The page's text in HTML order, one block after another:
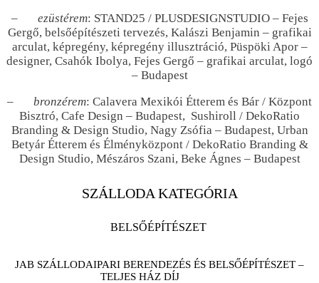
– ezüstérem: STAND25 / PLUSDESIGNSTUDIO – Fejes
Gergő, belsőépítészeti tervezés, Kalászi Benjamin – grafikai
arculat, képregény, képregény illusztráció, Püspöki Apor –
designer, Csahók Ibolya, Fejes Gergő – grafikai arculat, logó
– Budapest
– bronzérem: Calavera Mexikói Étterem és Bár / Központ
Bisztró, Cafe Design – Budapest, Sushiroll / DekoRatio
Branding & Design Studio, Nagy Zsófia – Budapest, Urban
Betyár Étterem és Élményközpont / DekoRatio Branding &
Design Studio, Mészáros Szani, Beke Ágnes – Budapest
SZÁLLODA KATEGÓRIA
BELSŐÉPÍTÉSZET
JAB SZÁLLODAIPARI BERENDEZÉS ÉS BELSŐÉPÍTÉSZET –
TELJES HÁZ DÍJ